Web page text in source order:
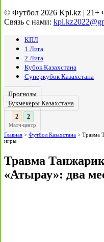
© Футбол 2026 Kpl.kz | 21+
Связь с нами:
КПЛ
1 Лига
2 Лига
Кубок Казахстана
Суперкубок Казахстана
Прогнозы
Букмекеры Казахстана
3 : 3
Матч-центр
Главная > Футбол Казахстана > Травма
игры
Травма
«Атырау»: два